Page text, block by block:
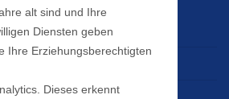
alt sind und Ihre
Diensten geben
Ihre Erziehungsberechtigten
Dieses erkennt